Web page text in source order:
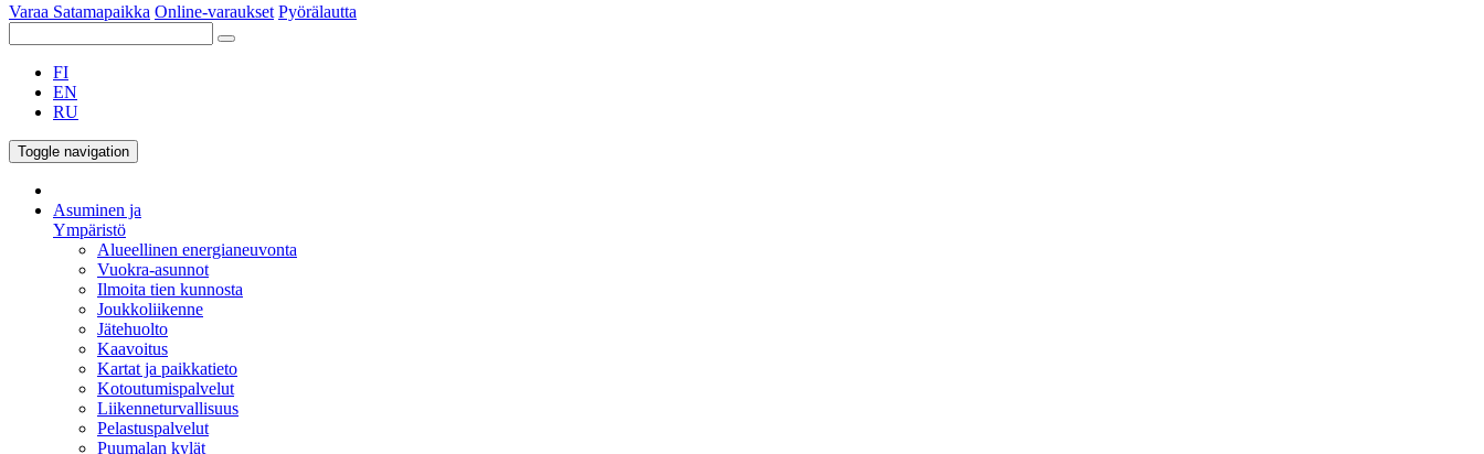
Varaa Satamapaikka Online-varaukset Pyörälautta
FI
EN
RU
Toggle navigation
Asuminen ja
Ympäristö
Alueellinen energianeuvonta
Vuokra-asunnot
Ilmoita tien kunnosta
Joukkoliikenne
Jätehuolto
Kaavoitus
Kartat ja paikkatieto
Kotoutumispalvelut
Liikenneturvallisuus
Pelastuspalvelut
Puumalan kylät